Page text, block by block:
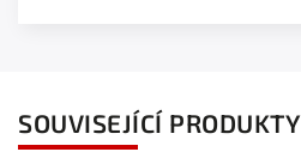
SOUVISEJÍCÍ PRODUKTY